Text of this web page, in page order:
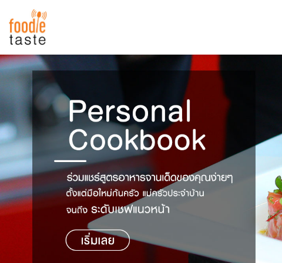
สูตรอาหาร
สูตรอาหารล่าสุด
Top Foodie
พาไปชิม
สารพันก้นครัว
เคล็ดลับน่ารู้
เปรียบเทียบหน่วยการตวง
เปรียบเทียบอุณหภูมิ
เปรียบเทียบน้ำหนักวัตถุดิบ
FoodPedia
สร้าง Cookbook